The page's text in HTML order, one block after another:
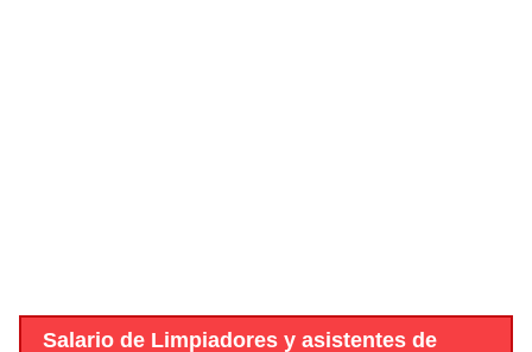
Salario de Limpiadores y asistentes de